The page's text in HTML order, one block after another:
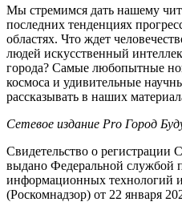
Мы стремимся дать нашему
последних тенденциях
областях. Что ждет
людей искусственный
города? Самые любопытные
космоса и удивительные
рассказывать в наших
Сетевое издание Рrо Город
Свидетельство о
выдано Федеральной службой
информационных технологий
(Роскомнадзор) от 22 января